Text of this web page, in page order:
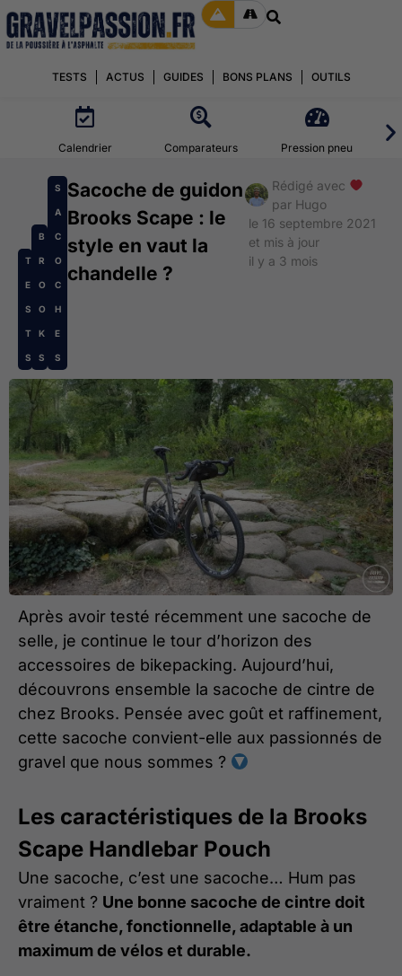
TESTS ACTUS GUIDES BONS PLANS OUTILS
Calendrier Comparateurs Pression pneu
T
E
S
T
S
B
R
O
O
K
S
S
A
C
O
C
H
E
S
Sacoche de guidon
Brooks Scape : le
style en vaut la
chandelle ?
Rédigé avec
par Hugo
le 16 septembre 2021
et mis à jour
il y a 3 mois
Après avoir testé récemment une sacoche de
selle, je continue le tour d’horizon des
accessoires de bikepacking. Aujourd’hui,
découvrons ensemble la sacoche de cintre de
chez Brooks. Pensée avec goût et raffinement,
cette sacoche convient-elle aux passionnés de
gravel que nous sommes ?
Les caractéristiques de la Brooks
Scape Handlebar Pouch
Une sacoche, c’est une sacoche… Hum pas
vraiment ? Une bonne sacoche de cintre doit
être étanche, fonctionnelle, adaptable à un
maximum de vélos et durable.